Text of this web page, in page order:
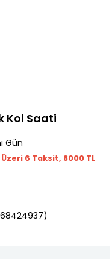
Kol Saati
Gün
Üzeri 6 Taksit, 8000 TL